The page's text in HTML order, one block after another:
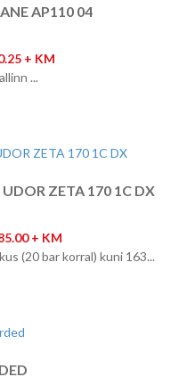
AP110 04
+ KM
...
ZETA 170 1C DX
+ KM
(20 bar korral) kuni 163...